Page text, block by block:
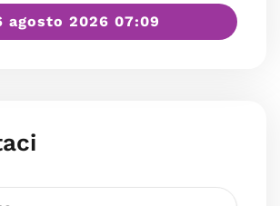
agosto 2026 07:09